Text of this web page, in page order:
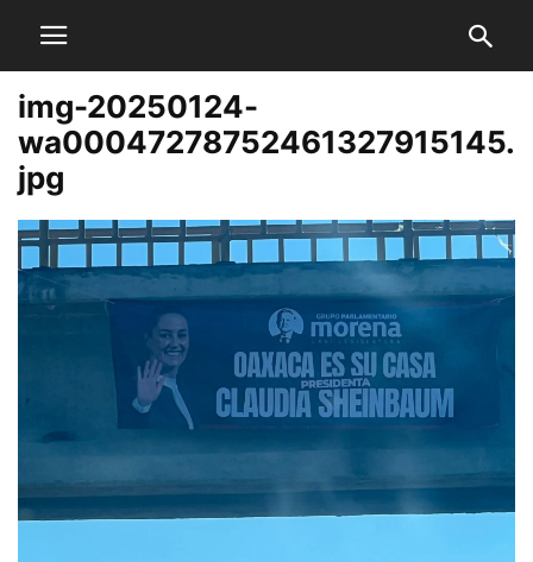
img-20250124-
wa00047278752461327915145.
jpg